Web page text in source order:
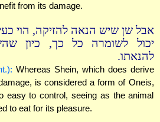
from its damage.
אבל שן שיש הנאה להזיקה, הוי
יכול לשומרה כל כך, כיון
להנאתו.
Whereas Shein, which does derive
is considered a form of Oneis,
easy to control, seeing as the animal
to eat for its pleasure.